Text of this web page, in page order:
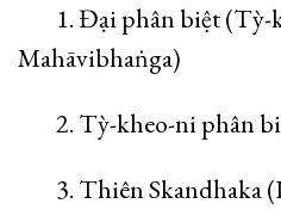
1. Đại phân biệt (Tỳ-
Mahāvibhaṅga)
2. Tỳ-kheo-ni phân
3. Thiên Skandhaka